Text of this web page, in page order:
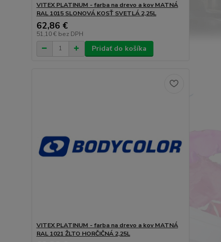
VITEX PLATINUM - farba na drevo a kov MATNÁ
RAL 1015 SLONOVÁ KOSŤ SVETLÁ 2,25L
62,86 €
51,10 € bez DPH
Pridať do košíka
VITEX PLATINUM - farba na drevo a kov MATNÁ
RAL 1021 ŽLTO HORČIČNÁ 2,25L